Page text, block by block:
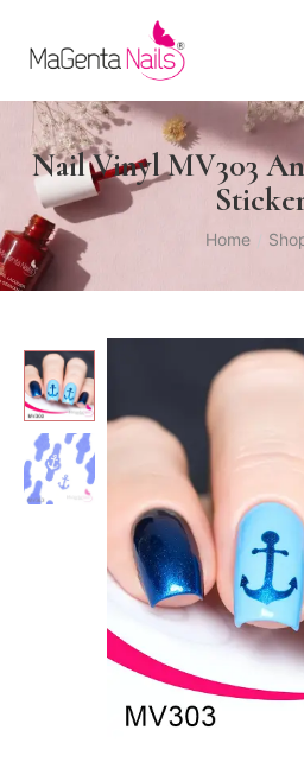
Nail Vinyl MV303
Home /